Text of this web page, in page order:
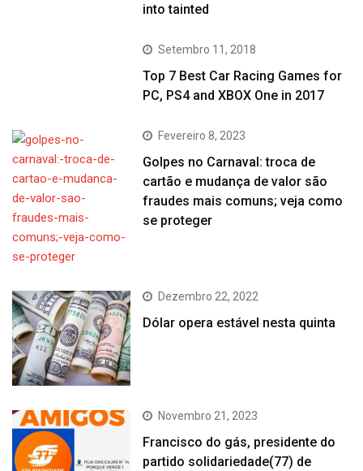
into tainted
Setembro 11, 2018
Top 7 Best Car Racing Games for
PC, PS4 and XBOX One in 2017
Fevereiro 8, 2023
Golpes no Carnaval: troca de
cartão e mudança de valor são
fraudes mais comuns; veja como
se proteger
Dezembro 22, 2022
Dólar opera estável nesta quinta
Novembro 21, 2023
Francisco do gás, presidente do
partido solidariedade(77) de